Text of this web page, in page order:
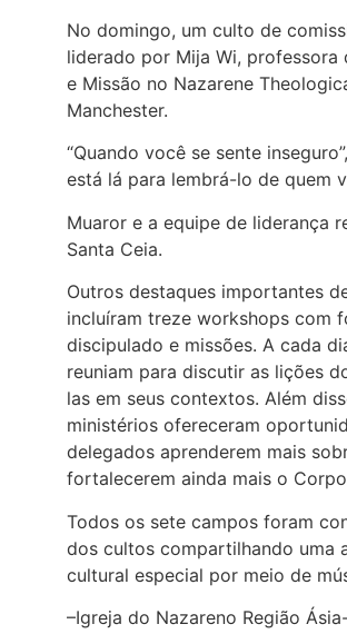
No domingo, um culto de
liderado por Mija Wi, professora
e Missão no Nazarene
Manchester.
“Quando você se sente
está lá para lembrá-lo de quem
Muaror e a equipe de liderança
Santa Ceia.
Outros destaques importantes
incluíram treze workshops com
discipulado e missões. A cada
reuniam para discutir as lições
las em seus contextos. Além
ministérios ofereceram
delegados aprenderem mais
fortalecerem ainda mais o
Todos os sete campos foram
dos cultos compartilhando uma
cultural especial por meio de
–Igreja do Nazareno Região